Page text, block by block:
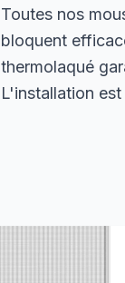
Toutes nos
bloquent
thermolaqué
L'installation